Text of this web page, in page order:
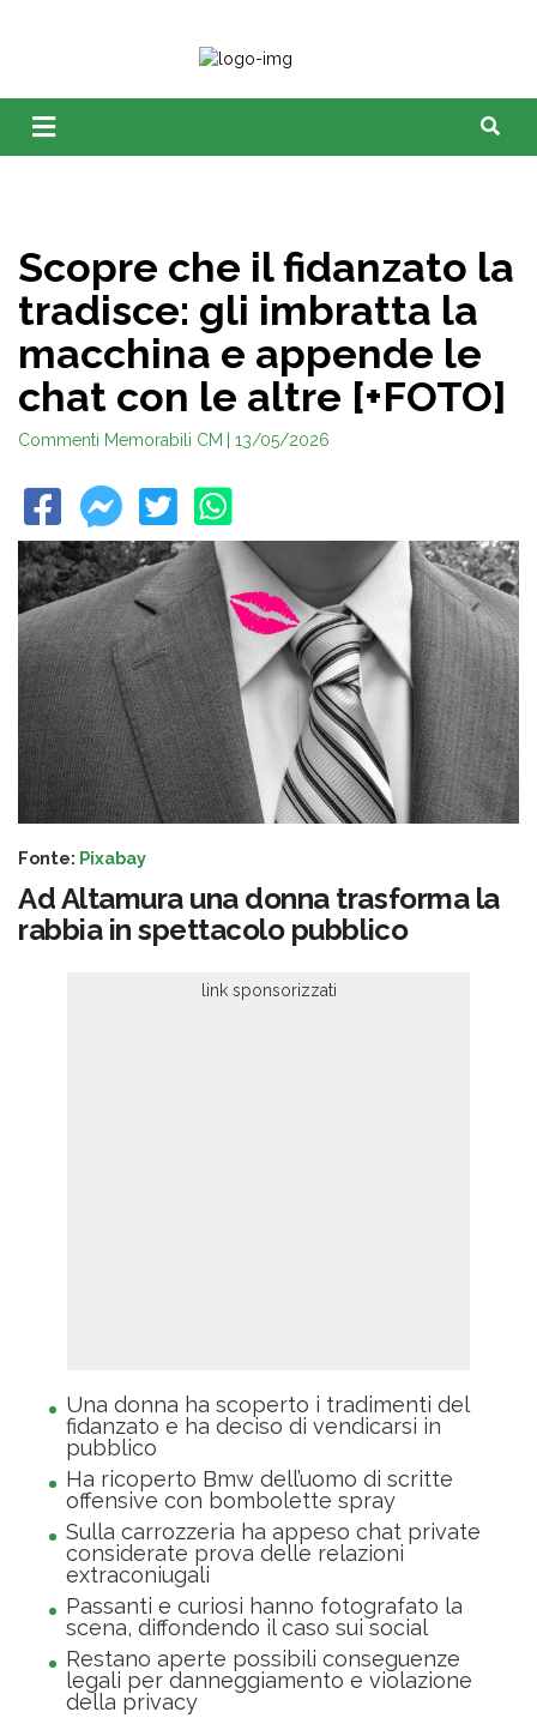
Scopre che il fidanzato la
tradisce: gli imbratta la
macchina e appende le
chat con le altre [+FOTO]
Commenti Memorabili CM | 13/05/2026
Fonte: Pixabay
Ad Altamura una donna trasforma la
rabbia in spettacolo pubblico
Una donna ha scoperto i tradimenti del
fidanzato e ha deciso di vendicarsi in
pubblico
Ha ricoperto Bmw dell’uomo di scritte
offensive con bombolette spray
Sulla carrozzeria ha appeso chat private
considerate prova delle relazioni
extraconiugali
Passanti e curiosi hanno fotografato la
scena, diffondendo il caso sui social
Restano aperte possibili conseguenze
legali per danneggiamento e violazione
della privacy